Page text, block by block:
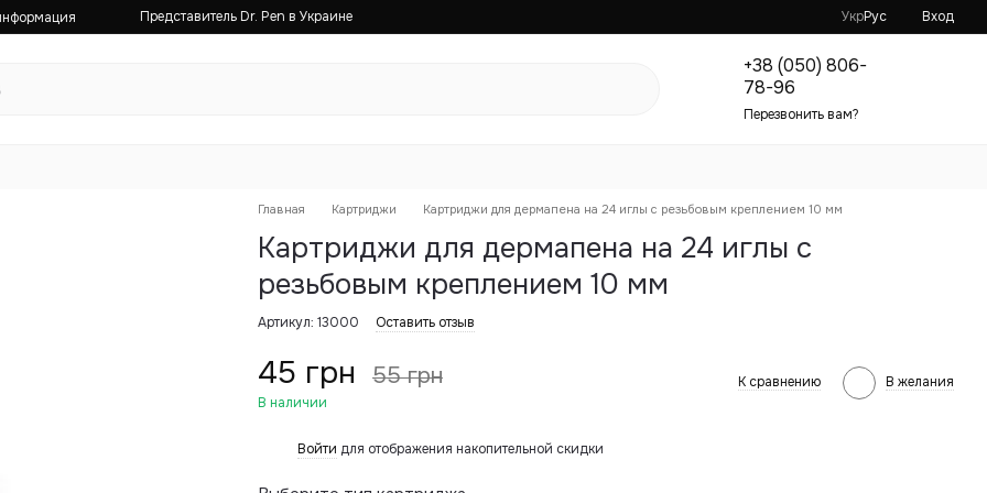
Представитель Dr. Pen в Украине УкрРус Вход
+38 (050) 806-
78-96
Перезвонить вам?
Главная Картриджи Картриджи для дермапена на 24 иглы с резьбовым креплением 10 мм
Картриджи для дермапена на 24 иглы с
резьбовым креплением 10 мм
Артикул: 13000 Оставить отзыв
45 грн 55 грн
В наличии
К сравнению В желания
Войти для отображения накопительной скидки